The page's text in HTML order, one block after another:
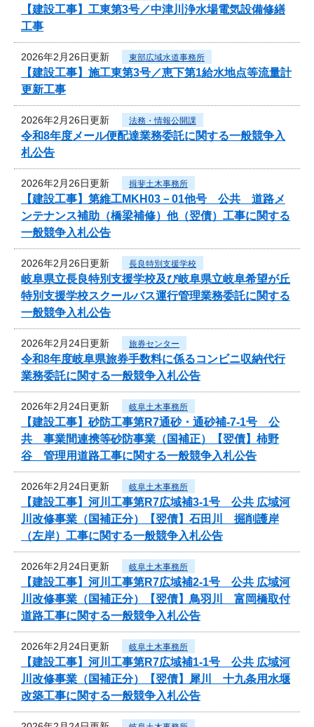
【建設工事】工東第3号／中津川浄水場電気設備修繕
工事
2026年2月26日更新 東部広域水道事務所
【建設工事】施工東第3号／恵下第1給水地点等流量計
更新工事
2026年2月26日更新 法務・情報公開課
令和8年度メール便配達業務委託に関する一般競争入
札公告
2026年2月26日更新 揖斐土木事務所
【建設工事】第維工MKH03－01他号 公共 道路メ
ンテナンス補助（橋梁補修）他（翌債）工事に関する
一般競争入札公告
2026年2月26日更新 長良特別支援学校
岐阜県立長良特別支援学校及び岐阜県立岐阜希望が丘
特別支援学校スクールバス運行管理業務委託に関する
一般競争入札公告
2026年2月24日更新 旅券センター
令和8年度岐阜県旅券手数料に係るコンビニ収納代行
業務委託に関する一般競争入札公告
2026年2月24日更新 岐阜土木事務所
【建設工事】砂防工事第R7通砂・通砂補-7-1号 公
共 事業間連携等砂防事業（国補正）【翌債】柿野
谷 管理用道路工事に関する一般競争入札公告
2026年2月24日更新 岐阜土木事務所
【建設工事】河川工事第R7広域補3-1号 公共 広域河
川改修事業（国補正分）【翌債】石田川 掘削護岸
（左岸）工事に関する一般競争入札公告
2026年2月24日更新 岐阜土木事務所
【建設工事】河川工事第R7広域補2-1号 公共 広域河
川改修事業（国補正分）【翌債】鳥羽川 富岡橋取付
道路工事に関する一般競争入札公告
2026年2月24日更新 岐阜土木事務所
【建設工事】河川工事第R7広域補1-1号 公共 広域河
川改修事業（国補正分）【翌債】犀川 十九条用水堰
改築工事に関する一般競争入札公告